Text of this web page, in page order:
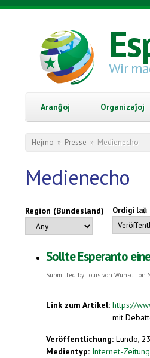
Skip to main content
Wir
Aranĝoj Organizaĵoj
You are here
Hejmo » Presse » Medienecho
Medienecho
Region (Bundesland) Ordigi laŭ
Sollte Esperanto
Submitted by Louis von Wunsc...on
Link zum Artikel: https://
mit
Veröffentlichung: Lundo,
Medientyp: Internet-Zeitung